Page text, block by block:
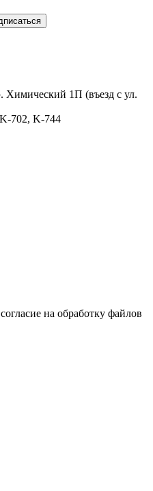
Химический 1П (въезд с ул.
702, K-744
на обработку файлов